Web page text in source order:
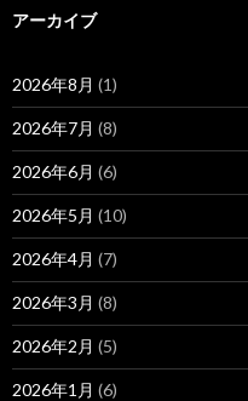
アーカイブ
2026年8月 (1)
2026年7月 (8)
2026年6月 (6)
2026年5月 (10)
2026年4月 (7)
2026年3月 (8)
2026年2月 (5)
2026年1月 (6)